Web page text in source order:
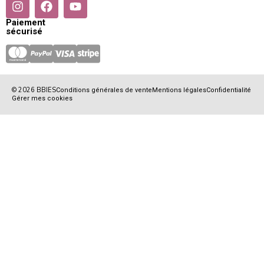
Paiement
sécurisé
© 2026 BBIESConditions générales de vente Mentions légalesConfidentialité
Gérer mes cookies